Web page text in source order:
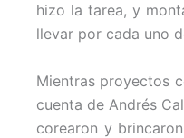
hizo la tarea, y
llevar por cada uno
Mientras proyectos
cuenta de Andrés
corearon y